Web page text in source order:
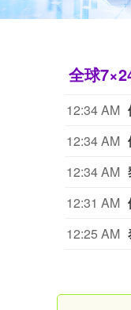
全球
12:34 AM
12:34 AM
12:34 AM
12:31 AM
12:25 AM